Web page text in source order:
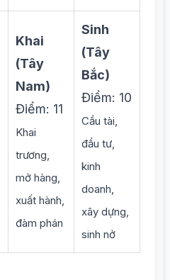
Khai
(Tây
Nam)
Điểm: 11
Khai
trương,
mở hàng,
xuất hành,
đàm phán
Sinh
(Tây
Bắc)
Điểm: 10
Cầu tài,
đầu tư,
kinh
doanh,
xây dựng,
sinh nở